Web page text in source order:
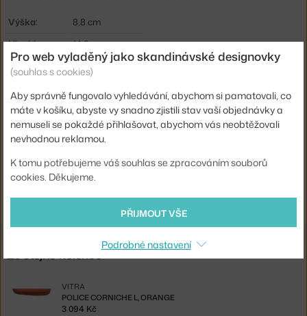
Výška:
8,8 cm
Hloubka:
14,8 cm
Šířka:
35,2 cm
Materiál:
ASA plast
Kód produktu VIT-21506103
Ste zo Slovenska? Prejdite na
Shopping from the EU? Switch toCorniche M, japanese red
Ze stejné kolekce
POLICE CORNICHE L, ORANGE
VITRA
3 094 Kč
Pro web vyladěný jako skandinávské designovky
(souhlas s cookies)
Aby správně fungovalo vyhledávání, abychom si pamatovali, co
máte v košíku, abyste vy snadno zjistili stav vaší objednávky a
nemuseli se pokaždé přihlašovat, abychom vás neobtěžovali
nevhodnou reklamou.
K tomu potřebujeme váš souhlas se zpracováním souborů
cookies. Děkujeme.
PŘIJMOUT VŠE
Podrobné nastavení